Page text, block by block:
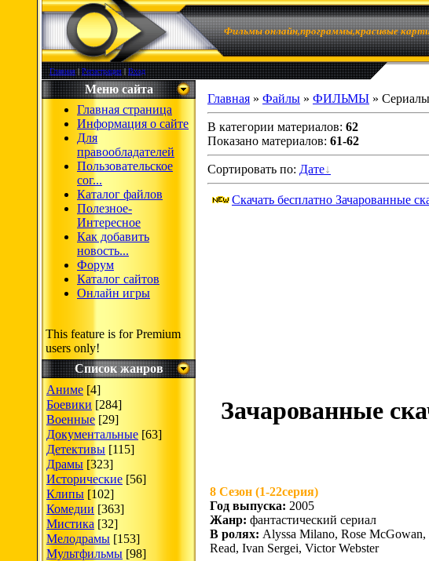
Фильмы онлайн,программы,красивые
Главная|Регистрация|Вход
Меню сайта
Главная страница
Информация о сайте
Для
правообладателей
Пользовательское
сог...
Каталог файлов
Полезное-
Интересное
Как добавить
новость...
Форум
Каталог сайтов
Онлайн игры
This feature is for Premium
users only!
Список жанров
Аниме [4]
Боевики [284]
Военные [29]
Документальные [63]
Детективы [115]
Драмы [323]
Исторические [56]
Клипы [102]
Комедии [363]
Мистика [32]
Мелодрамы [153]
Мультфильмы [98]
Главная » Файлы » ФИЛЬМЫ » Сериалы
В категории материалов: 62
Показано материалов: 61-62
Сортировать по: Дате
Скачать бесплатно Зачарованные
Зачарованные
8 Сезон (1-22серия)
Год выпуска: 2005
Жанр: фантастический сериал
В ролях: Alyssa Milano, Rose
Read, Ivan Sergei, Victor Webster